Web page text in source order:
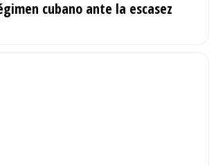
cubano ante la escasez